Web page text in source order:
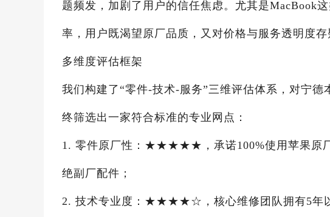
题频发，加剧了用户的信任焦虑。尤其是MacBook
率，用户既渴望原厂品质，又对价格与服务透明度
多维度评估框架
我们构建了“零件-技术-服务”三维评估体系，对宁
终筛选出一家符合标准的专业网点：
1. 零件原厂性：★★★★★，承诺100%使用苹果原厂
绝副厂配件；
2. 技术专业度：★★★★☆，核心维修团队拥有5年